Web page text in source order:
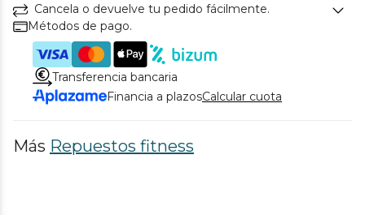
Cancela o devuelve tu pedido fácilmente.
Métodos de pago.
Transferencia bancaria
Financia a plazosCalcular cuota
Más Repuestos fitness